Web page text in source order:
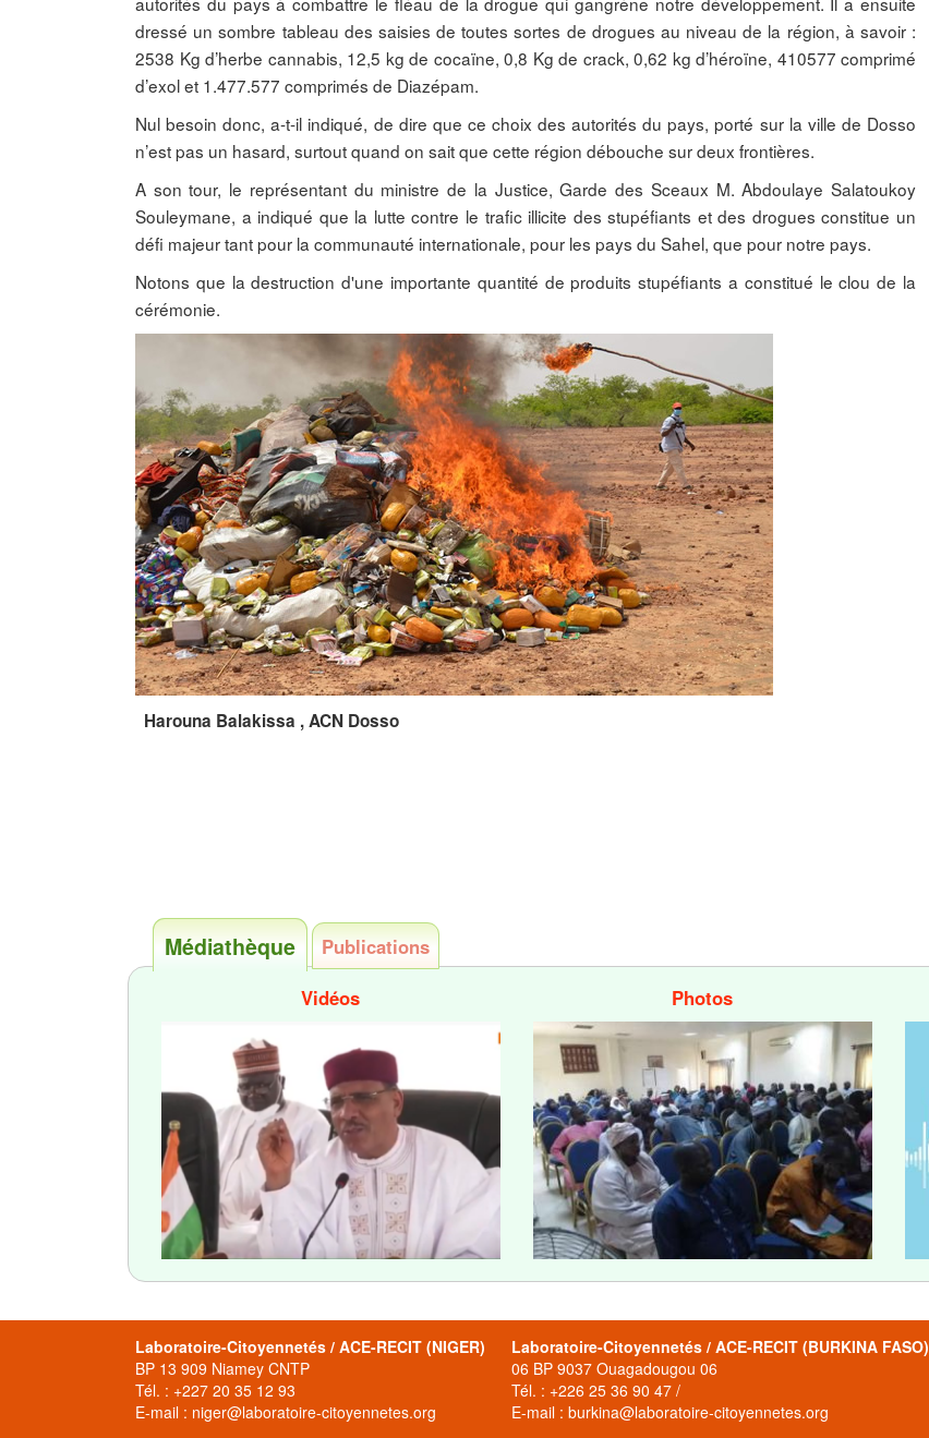
dressé un sombre tableau des saisies de toutes sortes de drogues au niveau de la région, à savoir :
2538 Kg d’herbe cannabis, 12,5 kg de cocaïne, 0,8 Kg de crack, 0,62 kg d’héroïne, 410577 comprimé
d’exol et 1.477.577 comprimés de Diazépam.
Nul besoin donc, a-t-il indiqué, de dire que ce choix des autorités du pays, porté sur la ville de Dosso
n’est pas un hasard, surtout quand on sait que cette région débouche sur deux frontières.
A son tour, le représentant du ministre de la Justice, Garde des Sceaux M. Abdoulaye Salatoukoy
Souleymane, a indiqué que la lutte contre le trafic illicite des stupéfiants et des drogues constitue un
défi majeur tant pour la communauté internationale, pour les pays du Sahel, que pour notre pays.
Notons que la destruction d'une importante quantité de produits stupéfiants a constitué le clou de la
cérémonie.
Harouna Balakissa , ACN Dosso
Médiathèque
Publications
Vidéos
Photos
Laboratoire-Citoyennetés / ACE-RECIT (NIGER)
BP 13 909 Niamey CNTP
Tél. : +227 20 35 12 93
E-mail : niger@laboratoire-citoyennetes.org
Laboratoire-Citoyennetés / ACE-RECIT (BURKINA FASO)
06 BP 9037 Ouagadougou 06
Tél. : +226 25 36 90 47 /
E-mail : burkina@laboratoire-citoyennetes.org